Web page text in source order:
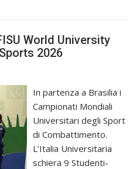
World University
2026
In partenza a Brasilia i
Campionati Mondiali
Universitari degli Sport
di Combattimento.
L’Italia Universitaria
schiera 9 Studenti-